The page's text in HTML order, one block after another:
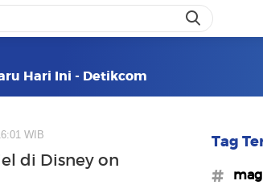
Hari Ini - Detikcom
WIB
di Disney on
Tag